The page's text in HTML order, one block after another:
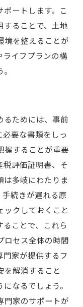
ートします。こ
することで、土地
境を整えることが
ライフプランの構
るためには、事前
要な書類をしっ
握することが重要
税評価証明書、そ
は多岐にわたりま
手続きが遅れる原
ックしておくこと
ことで、これら
ロセス全体の時間
門家が提供するフ
を解消すること
なるでしょう。
門家のサポートが